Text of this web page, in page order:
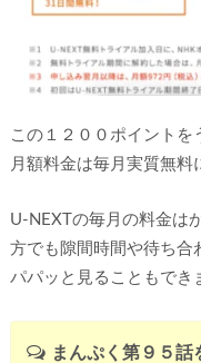
この１２００ポイント
月額料金は毎月実質無料
U-NEXTの毎月の料金は
方でも隙間時間や待ち合
パパッと見ることもでき
まんぷく第９５話